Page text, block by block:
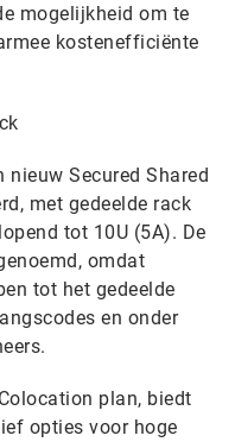
mogelijkheid om te
kostenefficiënte
Secured Shared
met gedeelde rack
tot 10U (5A). De
omdat
tot het gedeelde
en onder
plan, biedt
opties voor hoge